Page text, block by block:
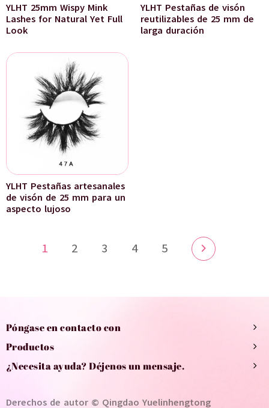
YLHT 25mm Wispy Mink
Lashes for Natural Yet Full
Look
YLHT Pestañas de visón
reutilizables de 25 mm de
larga duración
YLHT Pestañas artesanales
de visón de 25 mm para un
aspecto lujoso
1 2 3 4 5
Póngase en contacto con
Productos
¿Necesita ayuda? Déjenos un mensaje.
Derechos de autor © Qingdao Yuelinhengtong